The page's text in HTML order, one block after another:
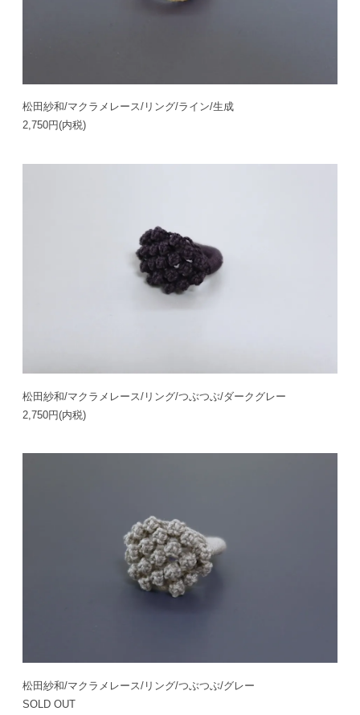
松田紗和/マクラメレース/リング/ライン/生成
2,750円(内税)
松田紗和/マクラメレース/リング/つぶつぶ/ダークグレー
2,750円(内税)
松田紗和/マクラメレース/リング/つぶつぶ/グレー
SOLD OUT